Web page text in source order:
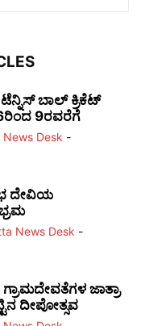
ಬಾಲ್ ಕ್ರಿಕೆಟ್
9ರವರೆಗೆ
Desk -
ದೇವಿಯ
News Desk -
ಜಾತ್ರಾ
ದೀಪೋತ್ಸವ